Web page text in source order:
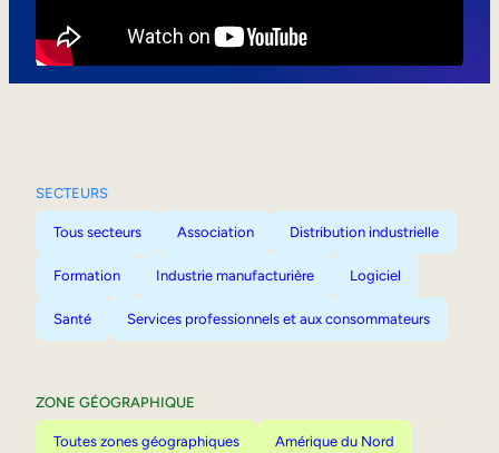
SECTEURS
Tous secteurs Association Distribution industrielle
Formation Industrie manufacturière Logiciel
Santé Services professionnels et aux consommateurs
ZONE GÉOGRAPHIQUE
Toutes zones géographiques Amérique du Nord